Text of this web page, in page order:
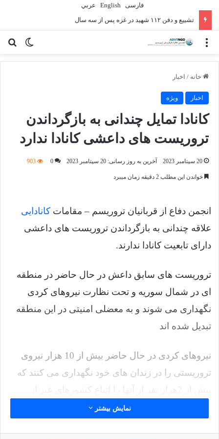
فارسی English
عربي
تشییع و دفن ۱۱۲ شهید در غزه پس از سه سال
تغییر منو
خانه / اخبار
اخبار ویژه
کانادا تمایل چندانی به بازگرداندن
تروریست های داعشی کانادا ندارد
20 سپتامبر 2023 آخرین به روز رسانی: 20 سپتامبر 2023 0
903
خواندن این مطلب 2 دقیقه زمان میبرد
انجمن دفاع از قربانیان تروریسم – مقامات کانادایی
علاقه چندانی به بازگرداندن تروریست های داعشی
دارای تابعیت کانادا ندارند.
تروریست های سابق داعش در حال حاضر در منطقه
ای در شمال سوریه و تحت نظارت نیروهای کردی
نگهداری می شوند و به معضلی امنیتی در این منطقه
تبدیل شده اند
نیروهای کردی در حال حاضر بیش از 10 هزار نیروی
تروریستی را در زندان های خود نگهداری می کنند که
بیش از 2هزار نفر از آنها را اتباع کشورهای غیر از
سوریه و عراق تشکیل می دهند.
علاوه بر این تعداد از تروریست ها، قریب به 50هزار زن
نمایش بیشتر